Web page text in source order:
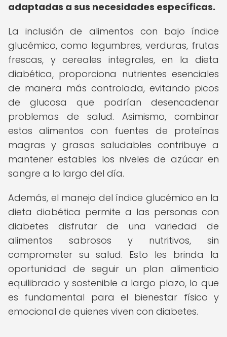
adaptadas a sus necesidades específicas.
La inclusión de alimentos con bajo índice
glucémico, como legumbres, verduras, frutas
frescas, y cereales integrales, en la dieta
diabética, proporciona nutrientes esenciales
de manera más controlada, evitando picos
de glucosa que podrían desencadenar
problemas de salud. Asimismo, combinar
estos alimentos con fuentes de proteínas
magras y grasas saludables contribuye a
mantener estables los niveles de azúcar en
sangre a lo largo del día.
Además, el manejo del índice glucémico en la
dieta diabética permite a las personas con
diabetes disfrutar de una variedad de
alimentos sabrosos y nutritivos, sin
comprometer su salud. Esto les brinda la
oportunidad de seguir un plan alimenticio
equilibrado y sostenible a largo plazo, lo que
es fundamental para el bienestar físico y
emocional de quienes viven con diabetes.